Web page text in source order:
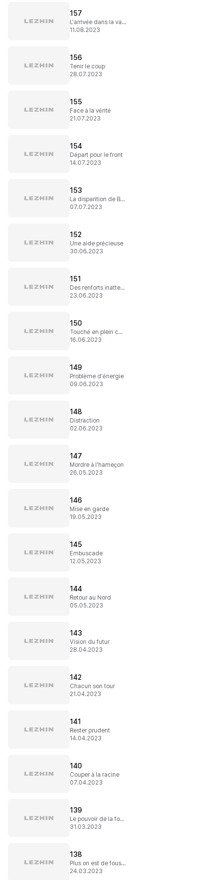
157
L'arrivée dans la vallée
11.08.2023
156
Tenir le coup
28.07.2023
155
Face à la vérité
21.07.2023
154
Départ pour le front
14.07.2023
153
La disparition de Bayaha
07.07.2023
152
Une aide précieuse
30.06.2023
151
Des renforts inattendus
23.06.2023
150
Touché en plein cœur
16.06.2023
149
Problème d'énergie
09.06.2023
148
Distraction
02.06.2023
147
Mordre à l'hameçon
26.05.2023
146
Mise en garde
19.05.2023
145
Embuscade
12.05.2023
144
Retour au Nord
05.05.2023
143
Vision du futur
28.04.2023
142
Chacun son tour
21.04.2023
141
Rester prudent
14.04.2023
140
Couper à la racine
07.04.2023
139
Le pouvoir de la foudre
31.03.2023
138
Plus on est de fous...
24.03.2023